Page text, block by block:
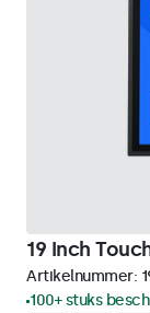
19 Inch
Artikelnummer:
100+ stuks